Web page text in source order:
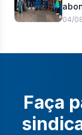
04/
Faça